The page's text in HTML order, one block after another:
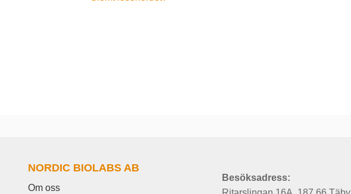
NORDIC BIOLABS AB
Om oss
Besöksadress: